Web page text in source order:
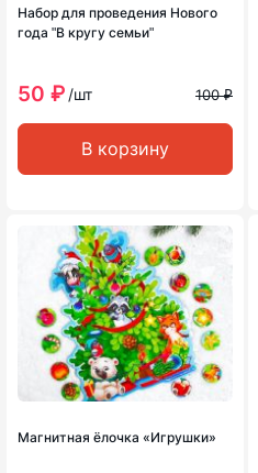
Набор для проведения Нового
года ʺВ кругу семьиʺ
50 ₽ /шт 100 ₽
В корзину
Магнитная ёлочка «Игрушки»